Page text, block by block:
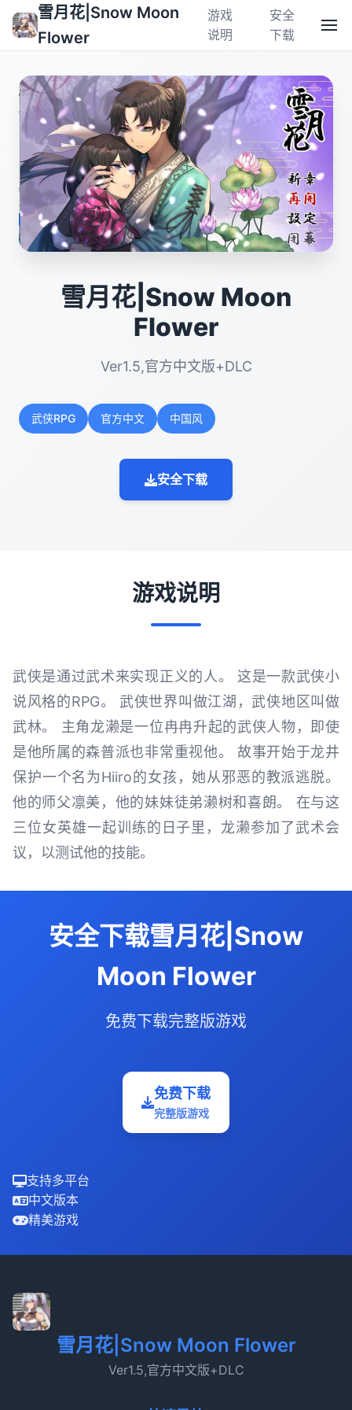
雪月花|Snow Moon
Flower
游戏
说明
安全
下载
雪月花|Snow Moon
Flower
Ver1.5,官方中文版+DLC
武侠RPG 官方中文 中国风
安全下载
游戏说明
武侠是通过武术来实现正义的人。 这是一款武侠小
说风格的RPG。 武侠世界叫做江湖，武侠地区叫做
武林。 主角龙濑是一位冉冉升起的武侠人物，即使
是他所属的森普派也非常重视他。 故事开始于龙井
保护一个名为Hiiro的女孩，她从邪恶的教派逃脱。
他的师父凛美，他的妹妹徒弟濑树和喜朗。 在与这
三位女英雄一起训练的日子里，龙濑参加了武术会
议，以测试他的技能。
安全下载雪月花|Snow
Moon Flower
免费下载完整版游戏
免费下载
完整版游戏
支持多平台
中文版本
精美游戏
雪月花|Snow Moon Flower
Ver1.5,官方中文版+DLC